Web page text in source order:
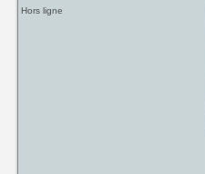
Hors ligne